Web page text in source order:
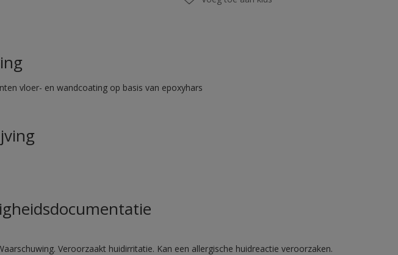
vloer- en wandcoating op basis van epoxyhars
Veroorzaakt huidirritatie. Kan een allergische huidreactie veroorzaken.